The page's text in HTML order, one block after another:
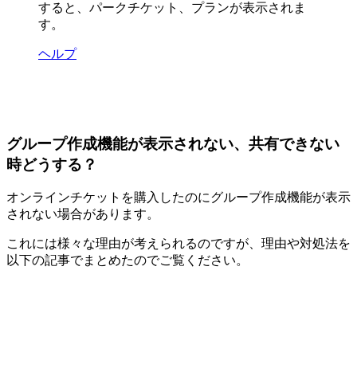
すると、パークチケット、プランが表示されま
す。
ヘルプ
グループ作成機能が表示されない、共有できない
時どうする？
オンラインチケットを購入したのにグループ作成機能が表示
されない場合があります。
これには様々な理由が考えられるのですが、理由や対処法を
以下の記事でまとめたのでご覧ください。